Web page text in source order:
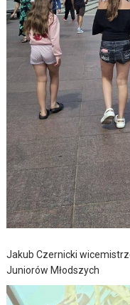
Jakub Czernicki
Juniorów Młodszych